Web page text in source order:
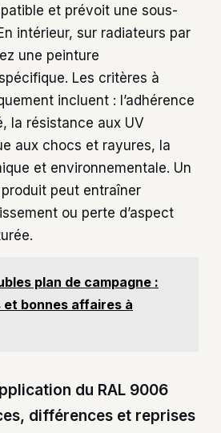
et prévoit une sous-
intérieur, sur radiateurs par
une peinture
Les critères à
incluent : l’adhérence
la résistance aux UV
aux chocs et rayures, la
et environnementale. Un
peut entraîner
ou perte d’aspect
plan de campagne :
bonnes affaires à
du RAL 9006
différences et reprises